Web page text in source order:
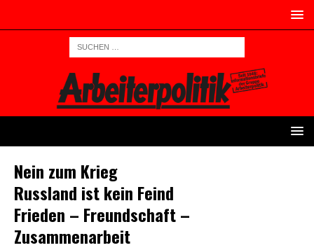
Nein zum Krieg
Russland ist kein Feind
Frieden – Freundschaft –
Zusammenarbeit